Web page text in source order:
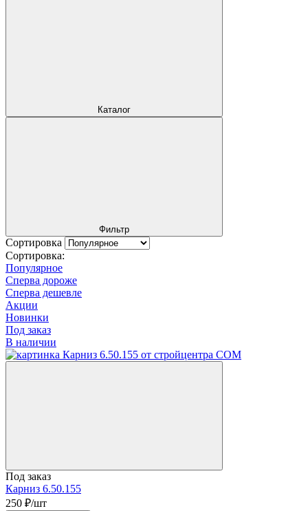
Каталог
Фильтр
Сортировка
Сортировка:
Популярное
Сперва дороже
Сперва дешевле
Акции
Новинки
Под заказ
В наличии
Под заказ
Карниз 6.50.155
250 ₽/шт